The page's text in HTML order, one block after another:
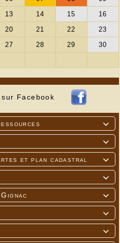
sur Facebook



et plan cadastral



